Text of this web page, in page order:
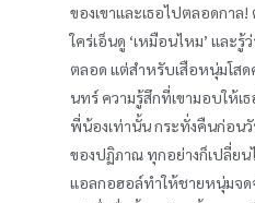
ของเขาและเธอไปตลอดกาล!
ใคร่เอ็นดู ‘เหมือนไหม’ และรู้
ตลอด แต่สำหรับเสือหนุ่มโส
นทร์ ความรู้สึกที่เขามอบให้เ
พี่น้องเท่านั้น กระทั่งคืนก่อน
ของปฏิภาณ ทุกอย่างก็เปลี่ยน
แอลกอฮอล์ทำให้ชายหนุ่มจด